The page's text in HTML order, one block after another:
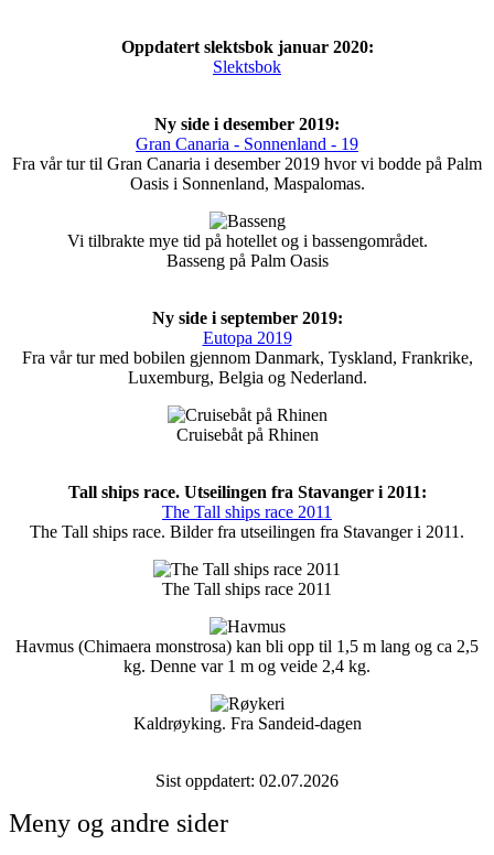
Oppdatert slektsbok januar 2020:
Slektsbok
Ny side i desember 2019:
Gran Canaria - Sonnenland - 19
Fra vår tur til Gran Canaria i desember 2019 hvor vi bodde på Palm
Oasis i Sonnenland, Maspalomas.
Vi tilbrakte mye tid på hotellet og i bassengområdet.
Basseng på Palm Oasis
Ny side i september 2019:
Eutopa 2019
Fra vår tur med bobilen gjennom Danmark, Tyskland, Frankrike,
Luxemburg, Belgia og Nederland.
Cruisebåt på Rhinen
Tall ships race. Utseilingen fra Stavanger i 2011:
The Tall ships race 2011
The Tall ships race. Bilder fra utseilingen fra Stavanger i 2011.
The Tall ships race 2011
Havmus (Chimaera monstrosa) kan bli opp til 1,5 m lang og ca 2,5
kg. Denne var 1 m og veide 2,4 kg.
Kaldrøyking. Fra Sandeid-dagen
Sist oppdatert: 02.07.2026
Meny og andre sider